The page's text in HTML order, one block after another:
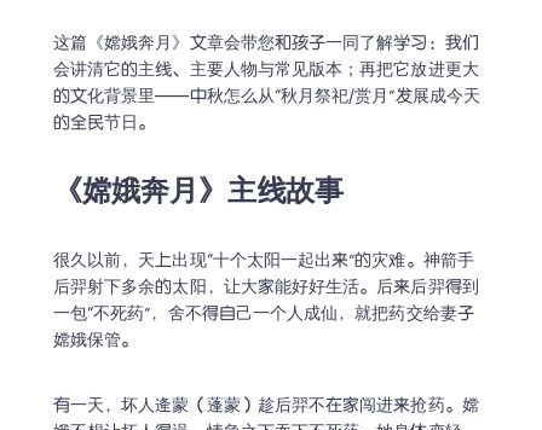
这篇《嫦娥奔月》文章会带您和孩子一同了解学习：我们
会讲清它的主线、主要人物与常见版本；再把它放进更大
的文化背景里——中秋怎么从“秋月祭祀/赏月”发展成今天
的全民节日。
《嫦娥奔月》主线故事
很久以前，天上出现“十个太阳一起出来”的灾难。神箭手
后羿射下多余的太阳，让大家能好好生活。后来后羿得到
一包“不死药”，舍不得自己一个人成仙，就把药交给妻子
嫦娥保管。
有一天，坏人逄蒙（蓬蒙）趁后羿不在家闯进来抢药。嫦